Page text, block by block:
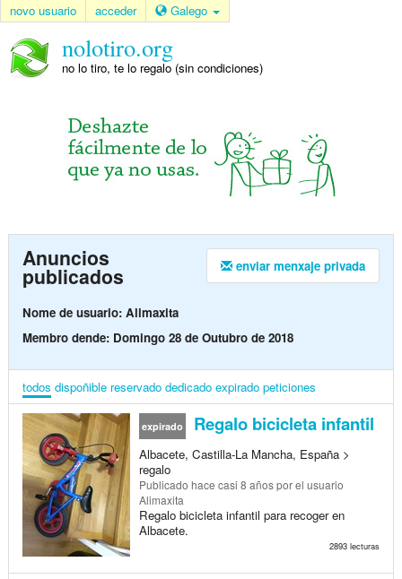
novo usuario acceder Galego
nolotiro.org
no lo tiro, te lo regalo (sin condiciones)
enviar menxaje privada
Anuncios
publicados
Nome de usuario: Alimaxita
Membro dende: Domingo 28 de Outubro de 2018
todos dispoñible reservado dedicado expirado peticiones
expirado Regalo bicicleta infantil
Albacete, Castilla-La Mancha, España >
regalo
Publicado hace casi 8 añospor el usuario
Alimaxita
Regalo bicicleta infantil para recoger en
Albacete.
2893 lecturas